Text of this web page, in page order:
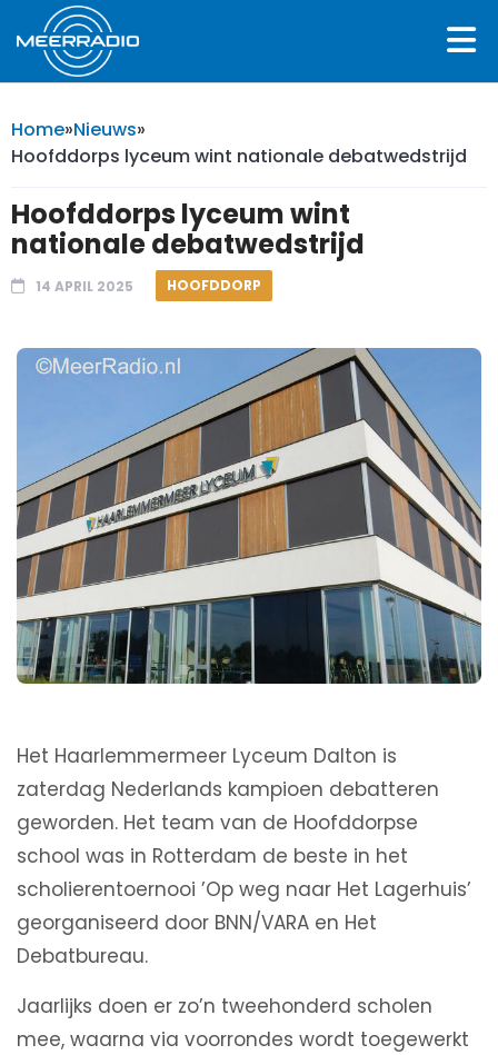
Home»Nieuws»
Hoofddorps lyceum wint nationale debatwedstrijd
Hoofddorps lyceum wint
nationale debatwedstrijd
14 APRIL 2025 HOOFDDORP
Het Haarlemmermeer Lyceum Dalton is
zaterdag Nederlands kampioen debatteren
geworden. Het team van de Hoofddorpse
school was in Rotterdam de beste in het
scholierentoernooi ’Op weg naar Het Lagerhuis’
georganiseerd door BNN/VARA en Het
Debatbureau.
Jaarlijks doen er zo’n tweehonderd scholen
mee, waarna via voorrondes wordt toegewerkt